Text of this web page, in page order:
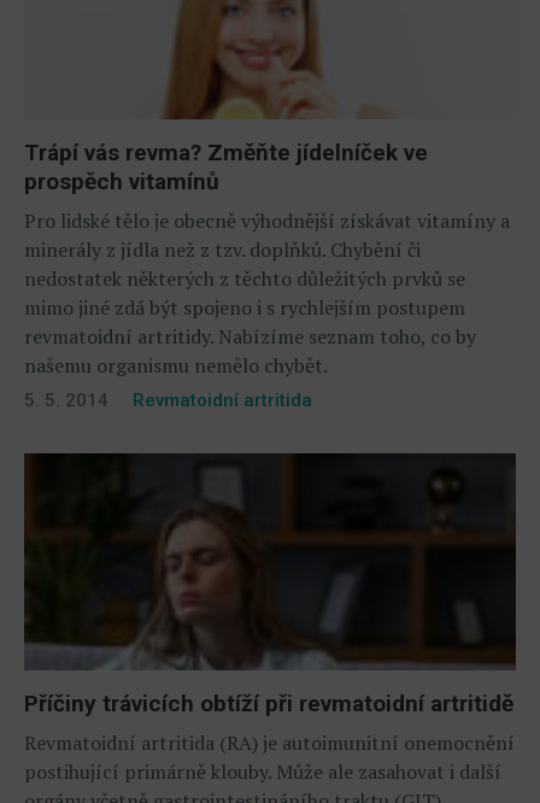
Trápí vás revma? Změňte jídelníček ve
prospěch vitamínů
Pro lidské tělo je obecně výhodnější získávat vitamíny a
minerály z jídla než z tzv. doplňků. Chybění či
nedostatek některých z těchto důležitých prvků se
mimo jiné zdá být spojeno i s rychlejším postupem
revmatoidní artritidy. Nabízíme seznam toho, co by
našemu organismu nemělo chybět.
5. 5. 2014 Revmatoidní artritida
Příčiny trávicích obtíží při revmatoidní artritidě
Revmatoidní artritida (RA) je autoimunitní onemocnění
postihující primárně klouby. Může ale zasahovat i další